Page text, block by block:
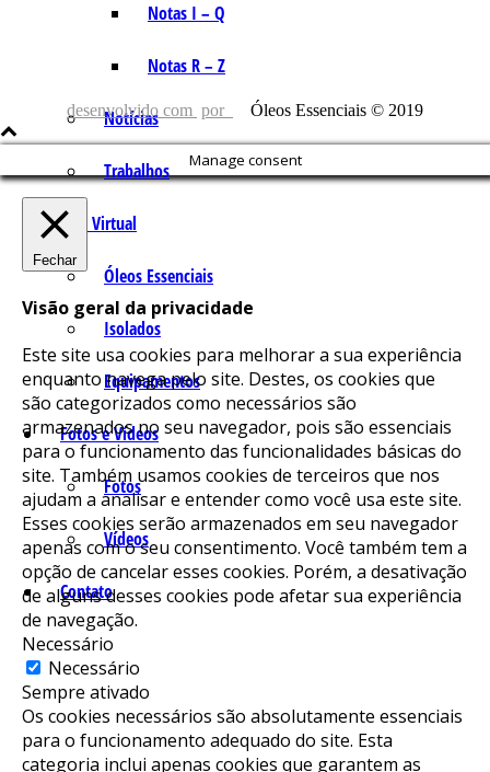
Notas I – Q
Notas R – Z
Notícias
Trabalhos
Loja Virtual
Óleos Essenciais
Isolados
Equipamentos
Fotos e Vídeos
Fotos
Vídeos
Contato
desenvolvido com por Óleos Essenciais © 2019
Manage consent
Fechar
Visão geral da privacidade
Este site usa cookies para melhorar a sua experiência
enquanto navega pelo site. Destes, os cookies que
são categorizados como necessários são
armazenados no seu navegador, pois são essenciais
para o funcionamento das funcionalidades básicas do
site. Também usamos cookies de terceiros que nos
ajudam a analisar e entender como você usa este site.
Esses cookies serão armazenados em seu navegador
apenas com o seu consentimento. Você também tem a
opção de cancelar esses cookies. Porém, a desativação
de alguns desses cookies pode afetar sua experiência
de navegação.
Necessário
Necessário
Sempre ativado
Os cookies necessários são absolutamente essenciais
para o funcionamento adequado do site. Esta
categoria inclui apenas cookies que garantem as